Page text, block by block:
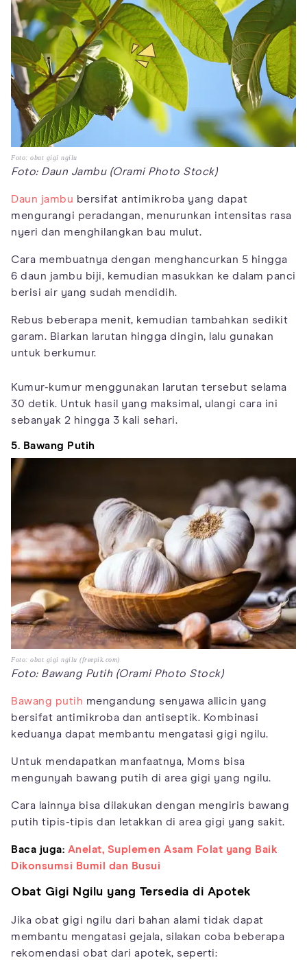
Foto: obat gigi ngilu
Foto: Daun Jambu (Orami Photo Stock)
Daun jambu bersifat antimikroba yang dapat
mengurangi peradangan, menurunkan intensitas rasa
nyeri dan menghilangkan bau mulut.
Cara membuatnya dengan menghancurkan 5 hingga
6 daun jambu biji, kemudian masukkan ke dalam panci
berisi air yang sudah mendidih.
Rebus beberapa menit, kemudian tambahkan sedikit
garam. Biarkan larutan hingga dingin, lalu gunakan
untuk berkumur.
Kumur-kumur menggunakan larutan tersebut selama
30 detik. Untuk hasil yang maksimal, ulangi cara ini
sebanyak 2 hingga 3 kali sehari.
5. Bawang Putih
Foto: obat gigi ngilu (freepik.com)
Foto: Bawang Putih (Orami Photo Stock)
Bawang putih mengandung senyawa allicin yang
bersifat antimikroba dan antiseptik. Kombinasi
keduanya dapat membantu mengatasi gigi ngilu.
Untuk mendapatkan manfaatnya, Moms bisa
mengunyah bawang putih di area gigi yang ngilu.
Cara lainnya bisa dilakukan dengan mengiris bawang
putih tipis-tipis dan letakkan di area gigi yang sakit.
Baca juga: Anelat, Suplemen Asam Folat yang Baik
Dikonsumsi Bumil dan Busui
Obat Gigi Ngilu yang Tersedia di Apotek
Jika obat gigi ngilu dari bahan alami tidak dapat
membantu mengatasi gejala, silakan coba beberapa
rekomendasi obat dari apotek, seperti: